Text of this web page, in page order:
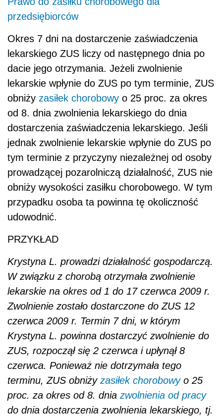
przedsiębiorców
Okres 7 dni na dostarczenie zaświadczenia
lekarskiego ZUS liczy od następnego dnia po
dacie jego otrzymania. Jeżeli zwolnienie
lekarskie wpłynie do ZUS po tym terminie, ZUS
obniży zasiłek chorobowy o 25 proc. za okres
od 8. dnia zwolnienia lekarskiego do dnia
dostarczenia zaświadczenia lekarskiego. Jeśli
jednak zwolnienie lekarskie wpłynie do ZUS po
tym terminie z przyczyny niezależnej od osoby
prowadzącej pozarolniczą działalność, ZUS nie
obniży wysokości zasiłku chorobowego. W tym
przypadku osoba ta powinna tę okoliczność
udowodnić.
PRZYKŁAD
Krystyna L. prowadzi działalność gospodarczą.
W związku z chorobą otrzymała zwolnienie
lekarskie na okres od 1 do 17 czerwca 2009 r.
Zwolnienie zostało dostarczone do ZUS 12
czerwca 2009 r. Termin 7 dni, w którym
Krystyna L. powinna dostarczyć zwolnienie do
ZUS, rozpoczął się 2 czerwca i upłynął 8
czerwca. Ponieważ nie dotrzymała tego
terminu, ZUS obniży zasiłek chorobowyo 25
proc. za okres od 8. dnia zwolnienia od pracy
do dnia dostarczenia zwolnienia lekarskiego, tj.